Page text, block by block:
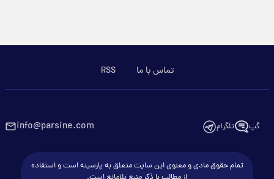
تماس با ما RSS
گپ تلگرام info@parsine.com
تمام حقوق مادی و معنوی این سایت متعلق به پارسینه است و استفاده